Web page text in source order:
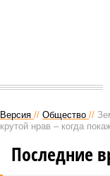
Версия // Общество //
крутой нрав – когда
Последние